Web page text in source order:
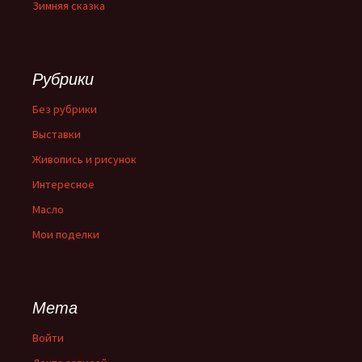
Зимняя сказка
Рубрики
Без рубрики
Выставки
Живопись и рисунок
Интересное
Масло
Мои поделки
Мета
Войти